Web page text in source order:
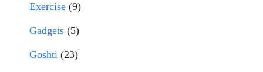
Exercise (9)
Gadgets (5)
Goshti (23)